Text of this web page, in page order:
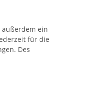
ein
für die
Des